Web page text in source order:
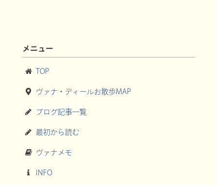
メニュー
TOP
ヴァナ・ディールお散歩MAP
ブログ記事一覧
最初から読む
ヴァナメモ
INFO